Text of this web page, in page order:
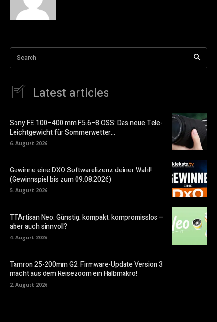
Search
Latest articles
Sony FE 100–400 mm F5.6–8 OSS: Das neue Tele-
Leichtgewicht für Sommerwetter…
6. August 2026
Gewinne eine DXO Softwarelizenz deiner Wahl!
(Gewinnspiel bis zum 09.08.2026)
5. August 2026
TTArtisan Neo: Günstig, kompakt, kompromisslos –
aber auch sinnvoll?
4. August 2026
Tamron 25-200mm G2: Firmware-Update Version 3
macht aus dem Reisezoom ein Halbmakro!
2. August 2026